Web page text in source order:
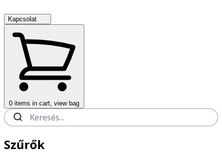
Kapcsolat
0 items in cart, view bag
Szűrők